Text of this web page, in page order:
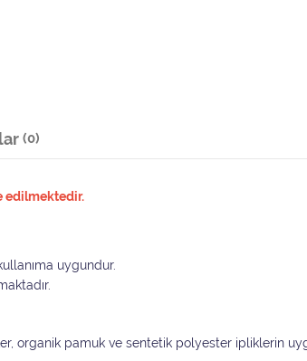
(0)
edilmektedir.
uygundur.
organik pamuk ve sentetik polyester ipliklerin